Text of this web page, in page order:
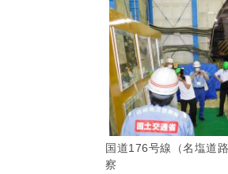
国道176号線（名塩道
察